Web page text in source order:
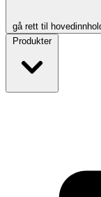
gå rett til
Produkter